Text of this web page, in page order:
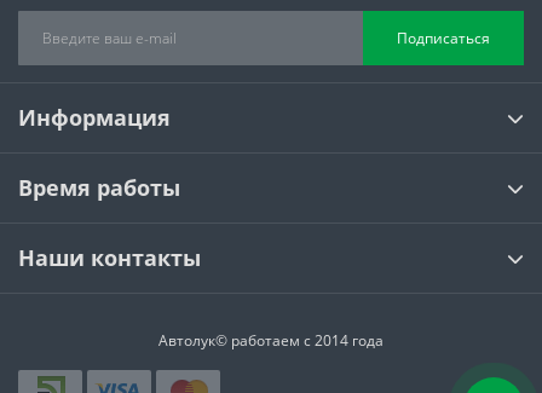
Подписаться
Информация
Время работы
Наши контакты
Автолук© работаем с 2014 года